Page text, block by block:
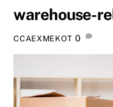
warehouse-
CCAEXMEKOT 0